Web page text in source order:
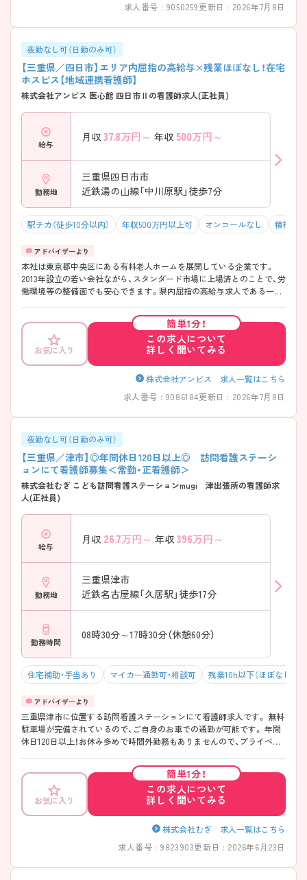
求人番号 : 9050259更新日 : 2026年7月8日
夜勤なし可（日勤のみ可）
【三重県／四日市】エリア内屈指の高給与×残業ほぼなし！在宅
ホスピス【地域連携看護師】
株式会社アンビス 医心館 四日市Ⅱの看護師求人(正社員)
給与
月収 37.8万円～ 年収 500万円～
勤務地
三重県四日市市
近鉄湯の山線「中川原駅」徒歩7分
駅チカ（徒歩10分以内） 年収500万円以上可 オンコールなし 積極採
本社は東京都中央区にある有料老人ホームを展開している企業です。
2013年設立の若い会社ながら、スタンダード市場に上場済とのことで、労
働環境等の整備面でも安心できます。県内屈指の高給与求人である一
っています。ターミナルケアが中心で医療行為も行うため、看護職にと
ってはこれまでのレベルを落とすことなく働くことが可能。看護師・介
護士が中心となり、自分たちの考えで入居者様に寄り添ったケアができ
る点も魅力です。ご興味のある方は面接対策ポイントなどお話致します
のでお気軽にお問い合わせください。
お気に入り
簡単1分！
この求人について
詳しく聞いてみる
株式会社アンビス 求人一覧はこちら
求人番号 : 9086184更新日 : 2026年7月8日
夜勤なし可（日勤のみ可）
【三重県／津市】◎年間休日120日以上◎ 訪問看護ステーシ
ョンにて看護師募集＜常勤・正看護師＞
株式会社むぎ こども訪問看護ステーションmugi 津出張所の看護師求
人(正社員)
給与
月収 26.7万円～ 年収 396万円～
勤務地
三重県津市
近鉄名古屋線「久居駅」徒歩17分
勤務時間
08時30分～17時30分（休憩60分）
住宅補助・手当あり マイカー通勤可・相談可 残業10h以下（ほぼなし）
三重県津市に位置する訪問看護ステーションにて看護師求人です。 無料
駐車場が完備されているので、ご自身のお車での通勤が可能です。 年間
休日120日以上！お休み多めで時間外勤務もありませんので、プライベー
や面接のポイントをお伝えしますのでお気軽にお問い合わせくださいま
せ。
お気に入り
簡単1分！
この求人について
詳しく聞いてみる
株式会社むぎ 求人一覧はこちら
求人番号 : 9823903更新日 : 2026年6月23日